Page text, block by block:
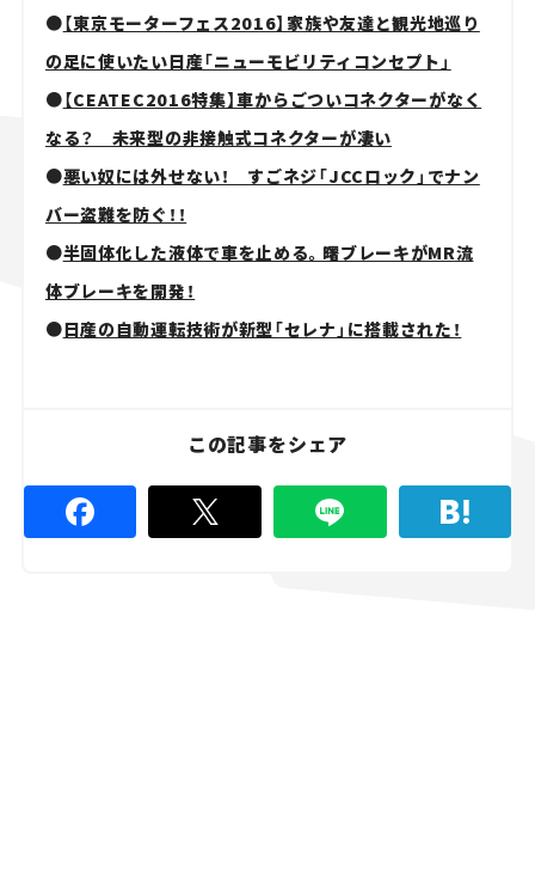
●【東京モーターフェス2016】家族や友達と観光地巡り
の足に使いたい日産「ニューモビリティコンセプト」
●【CEATEC2016特集】車からごついコネクターがなく
なる？ 未来型の非接触式コネクターが凄い
●悪い奴には外せない！ すごネジ「JCCロック」でナン
バー盗難を防ぐ！！
●半固体化した液体で車を止める。曙ブレーキがMR流
体ブレーキを開発！
●日産の自動運転技術が新型「セレナ」に搭載された！
この記事をシェア